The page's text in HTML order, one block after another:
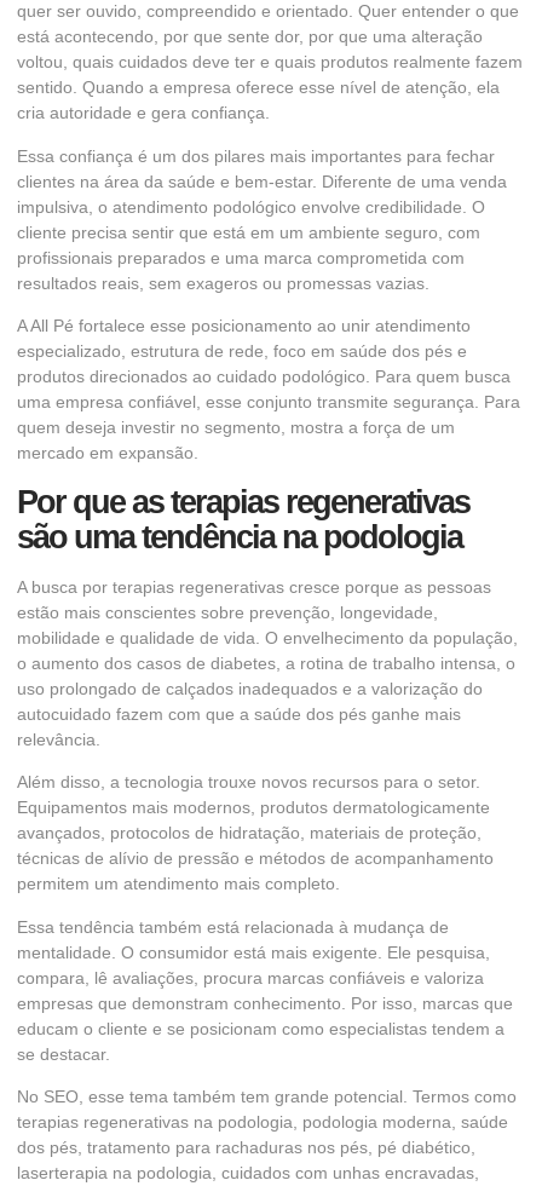
quer ser ouvido, compreendido e orientado. Quer entender o que
está acontecendo, por que sente dor, por que uma alteração
voltou, quais cuidados deve ter e quais produtos realmente fazem
sentido. Quando a empresa oferece esse nível de atenção, ela
cria autoridade e gera confiança.
Essa confiança é um dos pilares mais importantes para fechar
clientes na área da saúde e bem-estar. Diferente de uma venda
impulsiva, o atendimento podológico envolve credibilidade. O
cliente precisa sentir que está em um ambiente seguro, com
profissionais preparados e uma marca comprometida com
resultados reais, sem exageros ou promessas vazias.
A All Pé fortalece esse posicionamento ao unir atendimento
especializado, estrutura de rede, foco em saúde dos pés e
produtos direcionados ao cuidado podológico. Para quem busca
uma empresa confiável, esse conjunto transmite segurança. Para
quem deseja investir no segmento, mostra a força de um
mercado em expansão.
Por que as terapias regenerativas
são uma tendência na podologia
A busca por terapias regenerativas cresce porque as pessoas
estão mais conscientes sobre prevenção, longevidade,
mobilidade e qualidade de vida. O envelhecimento da população,
o aumento dos casos de diabetes, a rotina de trabalho intensa, o
uso prolongado de calçados inadequados e a valorização do
autocuidado fazem com que a saúde dos pés ganhe mais
relevância.
Além disso, a tecnologia trouxe novos recursos para o setor.
Equipamentos mais modernos, produtos dermatologicamente
avançados, protocolos de hidratação, materiais de proteção,
técnicas de alívio de pressão e métodos de acompanhamento
permitem um atendimento mais completo.
Essa tendência também está relacionada à mudança de
mentalidade. O consumidor está mais exigente. Ele pesquisa,
compara, lê avaliações, procura marcas confiáveis e valoriza
empresas que demonstram conhecimento. Por isso, marcas que
educam o cliente e se posicionam como especialistas tendem a
se destacar.
No SEO, esse tema também tem grande potencial. Termos como
terapias regenerativas na podologia, podologia moderna, saúde
dos pés, tratamento para rachaduras nos pés, pé diabético,
laserterapia na podologia, cuidados com unhas encravadas,